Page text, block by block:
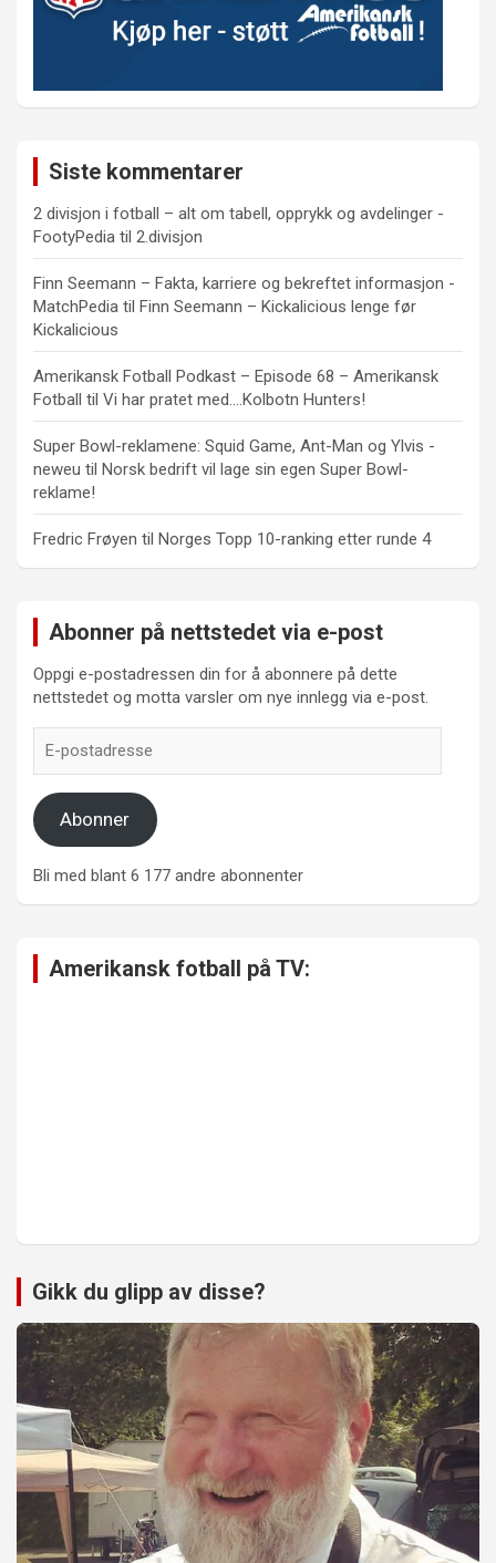
Siste kommentarer
2 divisjon i fotball – alt om tabell, opprykk og avdelinger -
FootyPedia til 2.divisjon
Finn Seemann – Fakta, karriere og bekreftet informasjon -
MatchPedia til Finn Seemann – Kickalicious lenge før
Kickalicious
Amerikansk Fotball Podkast – Episode 68 – Amerikansk
Fotball til Vi har pratet med….Kolbotn Hunters!
Super Bowl-reklamene: Squid Game, Ant-Man og Ylvis -
neweu til Norsk bedrift vil lage sin egen Super Bowl-
reklame!
Fredric Frøyen til Norges Topp 10-ranking etter runde 4
Abonner på nettstedet via e-post
Oppgi e-postadressen din for å abonnere på dette
nettstedet og motta varsler om nye innlegg via e-post.
postadresse
Abonner
Bli med blant 6 177 andre abonnenter
Amerikansk fotball på TV:
Gikk du glipp av disse?